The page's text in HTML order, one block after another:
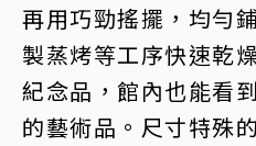
再用巧勁搖擺，均勻
製蒸烤等工序快速乾
紀念品，館內也能看
的藝術品。尺寸特殊